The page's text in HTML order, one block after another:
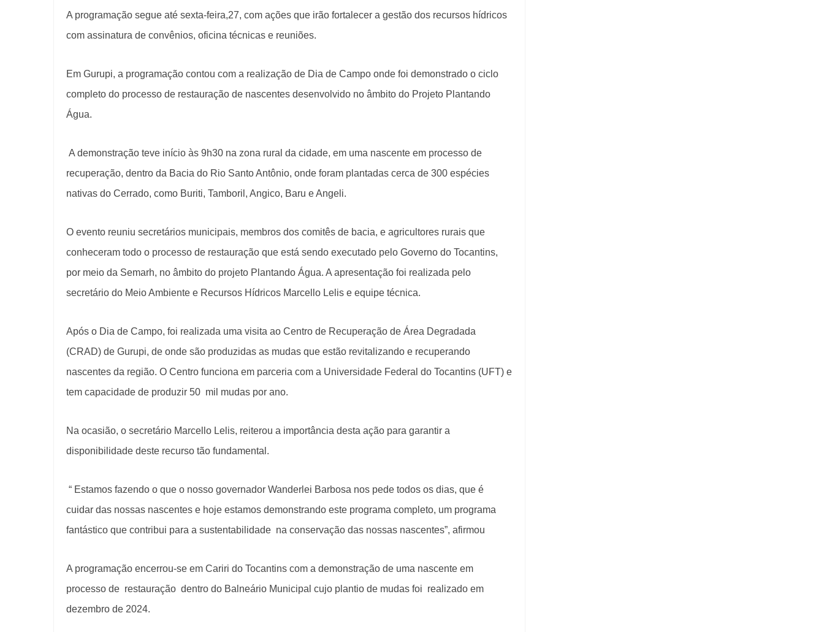
A programação segue até sexta-feira,27, com ações que irão fortalecer a gestão dos recursos hídricos
com assinatura de convênios, oficina técnicas e reuniões.
Em Gurupi, a programação contou com a realização de Dia de Campo onde foi demonstrado o ciclo
completo do processo de restauração de nascentes desenvolvido no âmbito do Projeto Plantando
Água.
A demonstração teve início às 9h30 na zona rural da cidade, em uma nascente em processo de
recuperação, dentro da Bacia do Rio Santo Antônio, onde foram plantadas cerca de 300 espécies
nativas do Cerrado, como Buriti, Tamboril, Angico, Baru e Angeli.
O evento reuniu secretários municipais, membros dos comitês de bacia, e agricultores rurais que
conheceram todo o processo de restauração que está sendo executado pelo Governo do Tocantins,
por meio da Semarh, no âmbito do projeto Plantando Água. A apresentação foi realizada pelo
secretário do Meio Ambiente e Recursos Hídricos Marcello Lelis e equipe técnica.
Após o Dia de Campo, foi realizada uma visita ao Centro de Recuperação de Área Degradada
(CRAD) de Gurupi, de onde são produzidas as mudas que estão revitalizando e recuperando
nascentes da região. O Centro funciona em parceria com a Universidade Federal do Tocantins (UFT) e
tem capacidade de produzir 50 mil mudas por ano.
Na ocasião, o secretário Marcello Lelis, reiterou a importância desta ação para garantir a
disponibilidade deste recurso tão fundamental.
“ Estamos fazendo o que o nosso governador Wanderlei Barbosa nos pede todos os dias, que é
cuidar das nossas nascentes e hoje estamos demonstrando este programa completo, um programa
fantástico que contribui para a sustentabilidade na conservação das nossas nascentes”, afirmou
A programação encerrou-se em Cariri do Tocantins com a demonstração de uma nascente em
processo de restauração dentro do Balneário Municipal cujo plantio de mudas foi realizado em
dezembro de 2024.